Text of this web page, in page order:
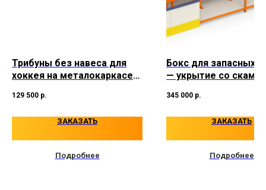
Трибуны без навеса для
хоккея на металокаркасе
129 500 р.
ЗАКАЗАТЬ
Подробнее
Бокс для запасных
— укрытие со
345 000 р.
ЗАКАЗАТЬ
Подробнее